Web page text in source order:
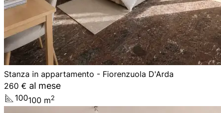
Stanza in appartamento - Fiorenzuola D'Arda
260 € al mese
100100 m2